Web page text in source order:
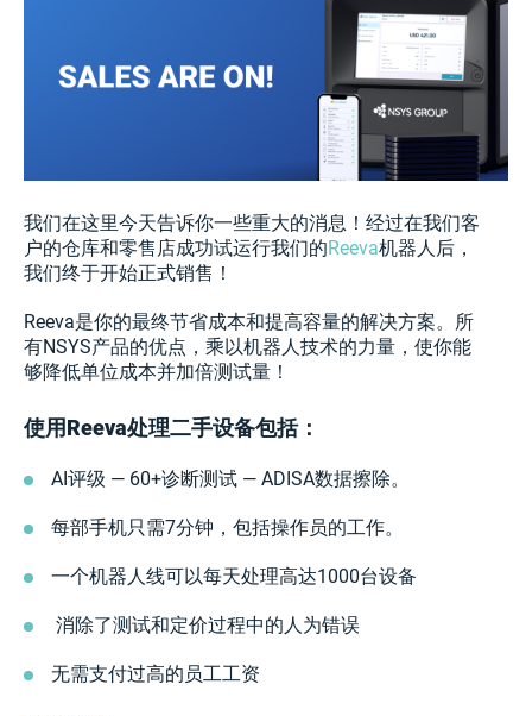
我们在这里今天告诉你一些重大的消息！经过在我们客
户的仓库和零售店成功试运行我们的Reeva机器人后，
我们终于开始正式销售！
Reeva是你的最终节省成本和提高容量的解决方案。所
有NSYS产品的优点，乘以机器人技术的力量，使你能
够降低单位成本并加倍测试量！
使用Reeva处理二手设备包括：
AI评级 — 60+诊断测试 — ADISA数据擦除。
每部手机只需7分钟，包括操作员的工作。
一个机器人线可以每天处理高达1000台设备
消除了测试和定价过程中的人为错误
无需支付过高的员工工资